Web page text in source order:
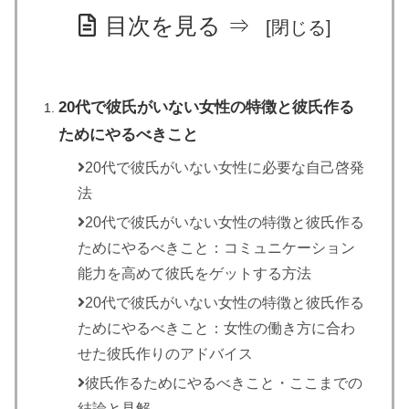
目次を見る ⇒
20代で彼氏がいない女性の特徴と彼氏作る
ためにやるべきこと
20代で彼氏がいない女性に必要な自己啓発
法
20代で彼氏がいない女性の特徴と彼氏作る
ためにやるべきこと：コミュニケーション
能力を高めて彼氏をゲットする方法
20代で彼氏がいない女性の特徴と彼氏作る
ためにやるべきこと：女性の働き方に合わ
せた彼氏作りのアドバイス
彼氏作るためにやるべきこと・ここまでの